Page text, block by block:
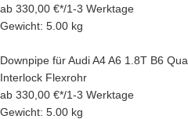
ab 330,00 €*/1-3 Werktage
Gewicht: 5.00 kg
Downpipe für Audi A4 A6 1.8T B6
Interlock Flexrohr
ab 330,00 €*/1-3 Werktage
Gewicht: 5.00 kg